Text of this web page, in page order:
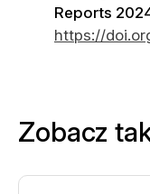
Reports
https://
Zobacz